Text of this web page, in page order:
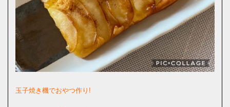
玉子焼き機でおやつ作り!